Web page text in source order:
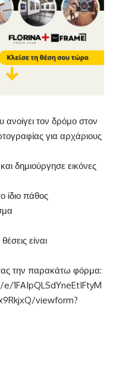
τον δρόμο στον
για αρχάριους
δημιούργησε εικόνες
ίδιο πάθος
είναι
την παρακάτω φόρμα:
viewform?